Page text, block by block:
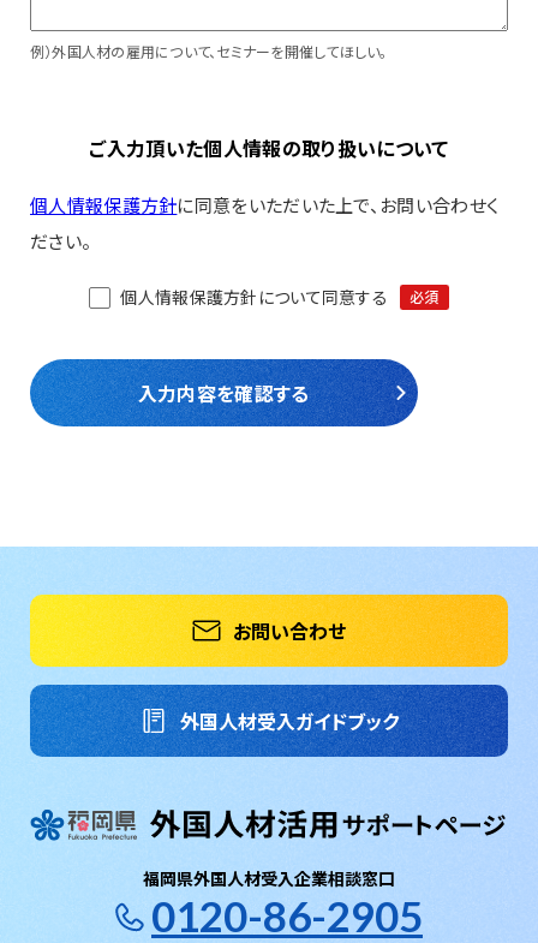
例）外国人材の雇用について、セミナーを開催してほしい。
ご入力頂いた個人情報の取り扱いについて
個人情報保護方針に同意をいただいた上で、お問い合わせく
ださい。
個人情報保護方針について同意する 必須
入力内容を確認する
お問い合わせ
外国人材受入ガイドブック
福岡県外国人材受入企業相談窓口
0120-86-2905